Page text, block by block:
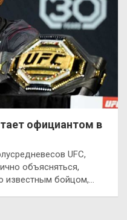
официантом в
UFC,
объясняться,
известным бойцом,…